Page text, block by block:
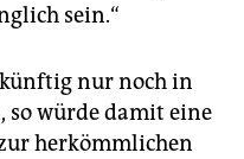
sein.“
nur noch in
so würde damit eine
herkömmlichen